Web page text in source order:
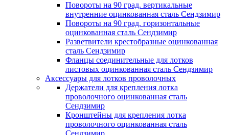
Повороты на 90 град. вертикальные
внутренние оцинкованная сталь Сендзимир
Повороты на 90 град. горизонтальные
оцинкованная сталь Сендзимир
Разветвители крестобразные оцинкованная
сталь Сендзимир
Фланцы соединительные для лотков
листовых оцинкованная сталь Сендзимир
Аксессуары для лотков проволочных
Держатели для крепления лотка
проволочного оцинкованная сталь
Сендзимир
Кронштейны для крепления лотка
проволочного оцинкованная сталь
Сендзимир